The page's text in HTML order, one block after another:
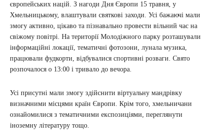
європейських націй. З нагоди Дня Європи 15 травня, у
Хмельницькому, влаштували святкові заходи. Усі бажаючі мали
змогу активно, цікаво та пізнавально провести вільний час на
свіжому повітрі. На території Молодіжного парку розташували
інформаційні локації, тематичні фотозони, лунала музика,
працювали фудкорти, відбувалися спортивні розваги. Свято
розпочалося о 13:00 і тривало до вечора.
Усі присутні мали змогу здійснити віртуальну мандрівку
визначними місцями країн Європи. Крім того, хмельничани
ознайомилися з тематичними експозиціями, переглянути
іноземну літературу тощо.